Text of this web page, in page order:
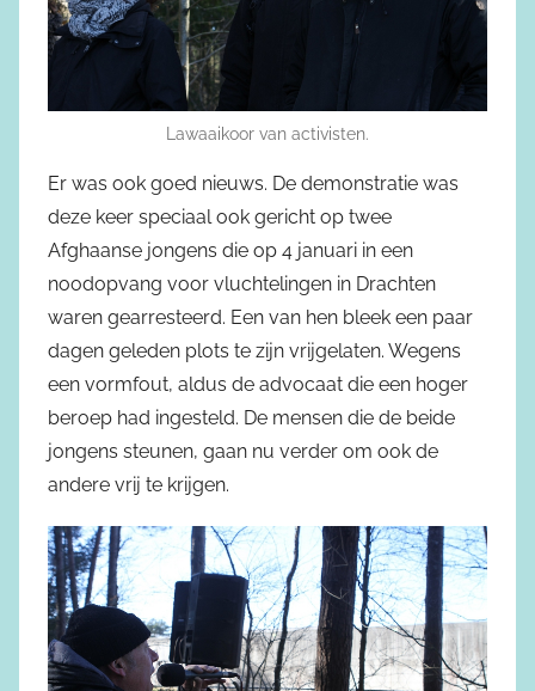
Lawaaikoor van activisten.
Er was ook goed nieuws. De demonstratie was
deze keer speciaal ook gericht op twee
Afghaanse jongens die op 4 januari in een
noodopvang voor vluchtelingen in Drachten
waren gearresteerd. Een van hen bleek een paar
dagen geleden plots te zijn vrijgelaten. Wegens
een vormfout, aldus de advocaat die een hoger
beroep had ingesteld. De mensen die de beide
jongens steunen, gaan nu verder om ook de
andere vrij te krijgen.